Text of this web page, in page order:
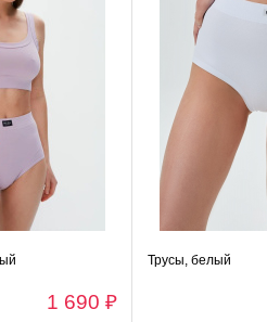
1 690 ₽
Трусы, белый